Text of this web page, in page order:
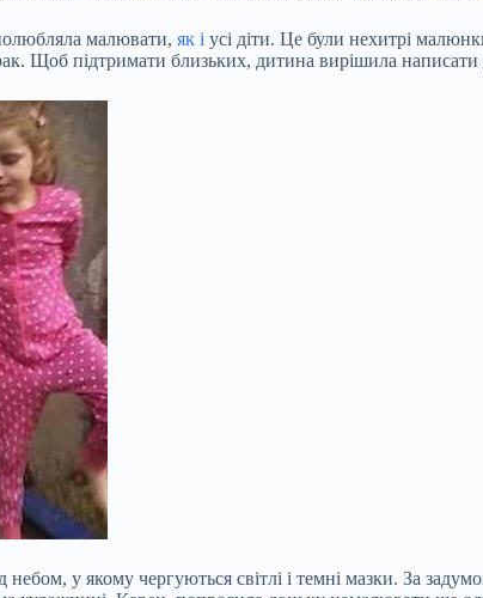
малювати, як і усі діти. Це були нехитрі
рак. Щоб підтримати близьких, дитина вирішила
у якому чергуються світлі і темні мазки. За